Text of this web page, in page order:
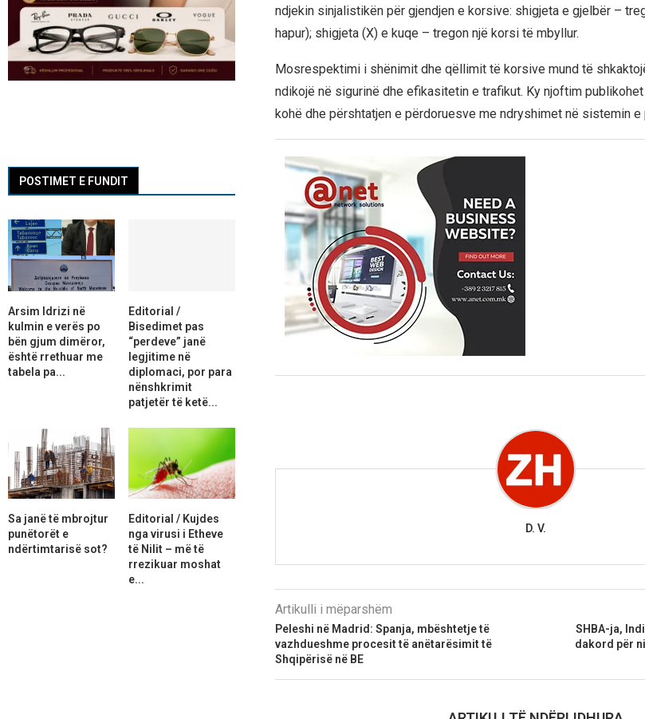
ndjekin sinjalistikën për gjendjen e korsive: shigjeta e gjelbër –
hapur); shigjeta (X) e kuqe – tregon një korsi të mbyllur.
Mosrespektimi i shënimit dhe qëllimit të korsive mund të
ndikojë në sigurinë dhe efikasitetin e trafikut. Ky njoftim
kohë dhe përshtatjen e përdoruesve me ndryshimet në sistemin e
D. V.
Artikulli i mëparshëm
Peleshi në Madrid: Spanja, mbështetje të
vazhdueshme procesit të anëtarësimit të
Shqipërisë në BE
SHBA-ja,
dakord për
POSTIMET E FUNDIT
Arsim Idrizi në
kulmin e verës po
bën gjum dimëror,
është rrethuar me
tabela pa...
Editorial /
Bisedimet pas
“perdeve” janë
legjitime në
diplomaci, por para
nënshkrimit
patjetër të ketë...
Sa janë të mbrojtur
punëtorët e
ndërtimtarisë sot?
Editorial / Kujdes
nga virusi i Etheve
të Nilit – më të
rrezikuar moshat
e...